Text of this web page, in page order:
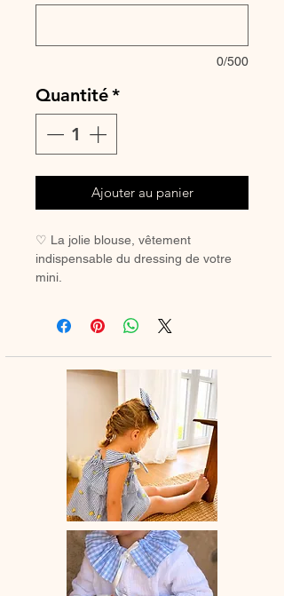
0/500
Quantité*
Ajouter au panier
♡ La jolie blouse, vêtement
indispensable du dressing de votre
mini.
tout en douceur.
♡Blouse à manches longues et petit
col montant élastiqué .
♡ Le délai de fabrication est de 15 à
28 jours ouvrés selon les commandes
en cours.
♡ Lavage à la main ou en machine
30° max, couleurs similaires, cycle
délicat. Ne pas utilser de sèche-linge.